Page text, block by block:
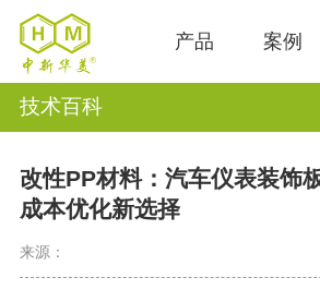
产品 案例
技术百科
改性PP材料：汽车仪表装饰
成本优化新选择
来源：